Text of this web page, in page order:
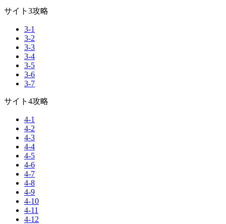
サイト3攻略
3-1
3-2
3-3
3-4
3-5
3-6
3-7
サイト4攻略
4-1
4-2
4-3
4-4
4-5
4-6
4-7
4-8
4-9
4-10
4-11
4-12